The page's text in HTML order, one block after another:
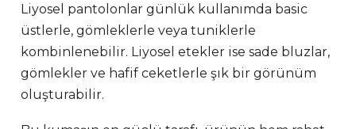
Liyosel pantolonlar günlük kullanımda basic
üstlerle, gömleklerle veya tuniklerle
kombinlenebilir. Liyosel etekler ise sade bluzlar,
gömlekler ve hafif ceketlerle şık bir görünüm
oluşturabilir.